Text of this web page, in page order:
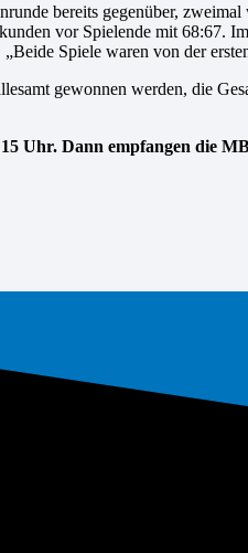
bereits gegenüber,
vor Spielende mit 68:67.
Spiele waren von der
gewonnen werden, die
Uhr. Dann empfangen die